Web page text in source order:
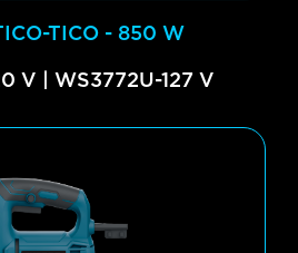
TICO - 850 W
V | WS3772U-127 V